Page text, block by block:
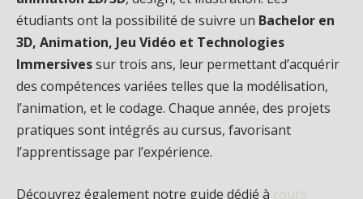
étudiants ont la possibilité de suivre un Bachelor en
3D, Animation, Jeu Vidéo et Technologies
Immersivessur trois ans, leur permettant d’acquérir
des compétences variées telles que la modélisation,
l’animation, et le codage. Chaque année, des projets
pratiques sont intégrés au cursus, favorisant
l’apprentissage par l’expérience.
Découvrez également notre guide dédié à cours